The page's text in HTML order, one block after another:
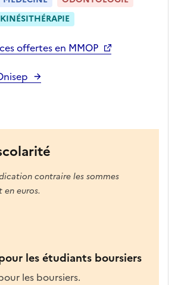
s
e
c
u
KINÉSITHÉRAPIE
offertes en MMOP
contraire les sommes
en euros.
les étudiants boursiers
les boursiers.